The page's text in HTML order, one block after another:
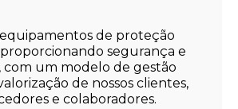
de proteção
segurança e
um modelo de gestão
de nossos clientes,
e colaboradores.